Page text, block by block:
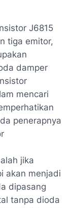
J6815
tiga emitor,
damper
mencari
penerapnya
jika
akan menjadi
dipasang
tanpa dioda